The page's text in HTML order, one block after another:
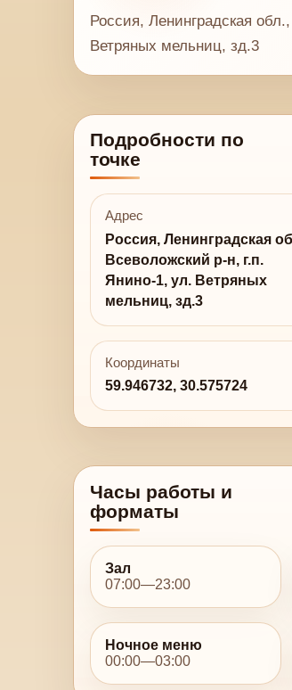
Россия, Ленинградская
Ветряных мельниц, зд.3
Подробности по
точке
Адрес
Россия, Ленинградская
Всеволожский р-н, г.п.
Янино-1, ул. Ветряных
мельниц, зд.3
Координаты
59.946732, 30.575724
Часы работы и
форматы
Зал
07:00—23:00
Ночное меню
00:00—03:00